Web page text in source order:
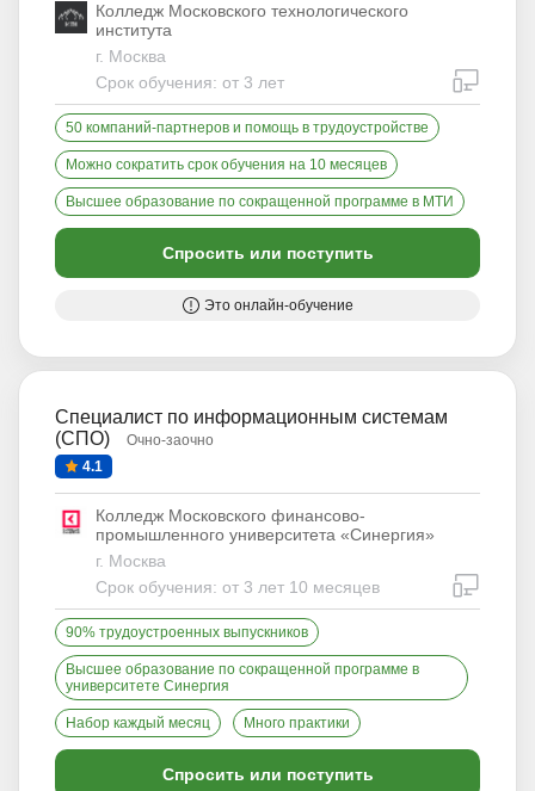
Колледж Московского технологического
института
г. Москва
Срок обучения: от 3 лет
50 компаний-партнеров и помощь в трудоустройстве
Можно сократить срок обучения на 10 месяцев
Высшее образование по сокращенной программе в МТИ
Спросить или поступить
Это онлайн-обучение
Специалист по информационным системам
(СПО)
Очно-заочно
4.1
Колледж Московского финансово-
промышленного университета «Синергия»
г. Москва
Срок обучения: от 3 лет 10 месяцев
90% трудоустроенных выпускников
Высшее образование по сокращенной программе в
университете Синергия
Набор каждый месяц Много практики
Спросить или поступить